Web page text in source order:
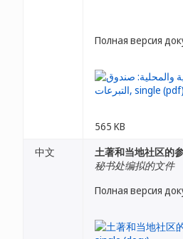
Полная версия
565 KB
中文
土著和当地社区的
秘书处编拟的文件
Полная версия